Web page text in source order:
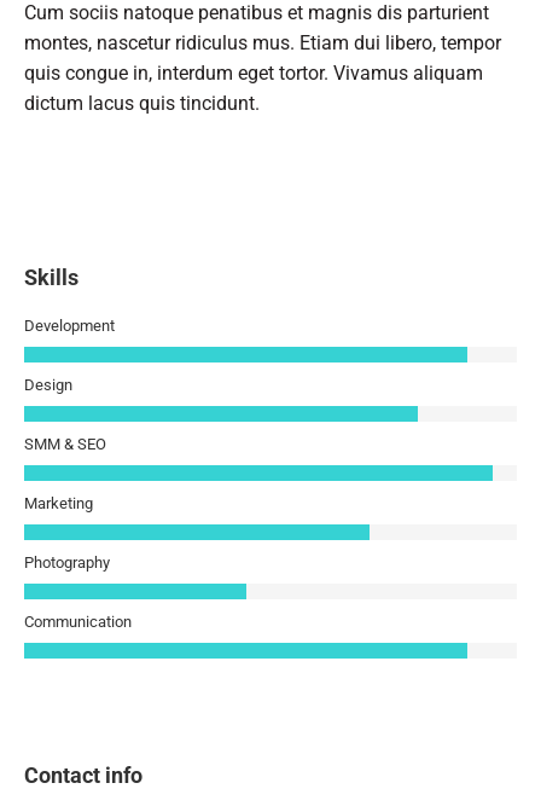
Cum sociis natoque penatibus et magnis dis parturient
montes, nascetur ridiculus mus. Etiam dui libero, tempor
quis congue in, interdum eget tortor. Vivamus aliquam
dictum lacus quis tincidunt.
Skills
Development
Design
SMM & SEO
Marketing
Photography
Communication
Contact info